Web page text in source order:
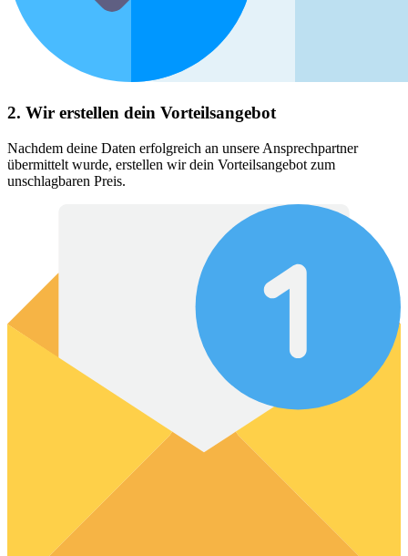
2. Wir erstellen dein Vorteilsangebot
Nachdem deine Daten erfolgreich an unsere Ansprechpartner
übermittelt wurde, erstellen wir dein Vorteilsangebot zum
unschlagbaren Preis.